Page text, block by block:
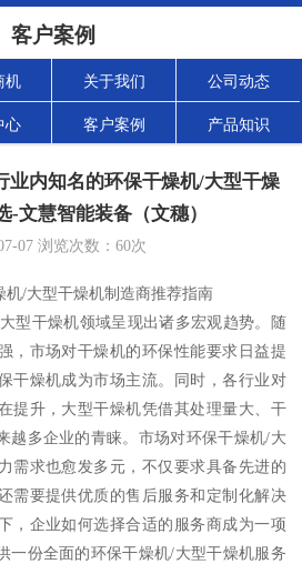
客户案例
机 关于我们 公司动态
心 客户案例 产品知识
业内知名的环保干燥机/大型干燥
-文慧智能装备（文穗）
07 浏览次数： 60次
机/大型干燥机制造商推荐指南
型干燥机领域呈现出诸多宏观趋势。随
，市场对干燥机的环保性能要求日益提
干燥机成为市场主流。同时，各行业对
提升，大型干燥机凭借其处理量大、干
越多企业的青睐。市场对环保干燥机/大
需求也愈发多元，不仅要求具备先进的
需要提供优质的售后服务和定制化解决
，企业如何选择合适的服务商成为一项
一份全面的环保干燥机/大型干燥机服务